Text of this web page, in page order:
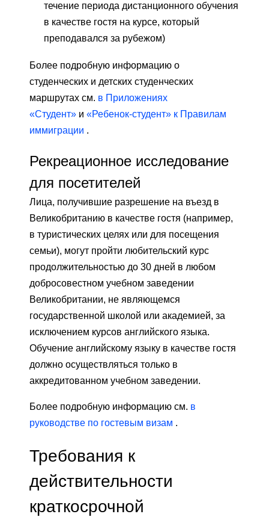
течение периода дистанционного обучения
в качестве гостя на курсе, который
преподавался за рубежом)
Более подробную информацию о
студенческих и детских студенческих
маршрутах см. в Приложениях
«Студент» и «Ребенок-студент» к Правилам
иммиграции .
Рекреационное исследование
для посетителей
Лица, получившие разрешение на въезд в
Великобританию в качестве гостя (например,
в туристических целях или для посещения
семьи), могут пройти любительский курс
продолжительностью до 30 дней в любом
добросовестном учебном заведении
Великобритании, не являющемся
государственной школой или академией, за
исключением курсов английского языка.
Обучение английскому языку в качестве гостя
должно осуществляться только в
аккредитованном учебном заведении.
Более подробную информацию см. в
руководстве по гостевым визам .
Требования к
действительности
краткосрочной